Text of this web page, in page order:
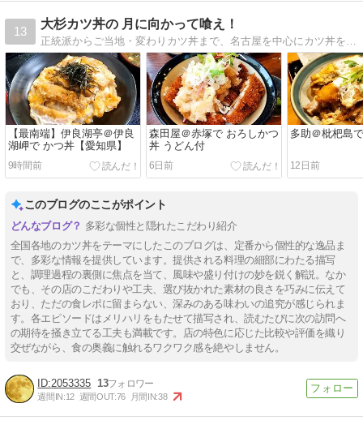
13
大杉カツ丼の 月に向かって喰え！
正統派からご当地・変わりカツ丼まで、名古屋を中心にカツ丼を食べ歩きます。
【最南端】伊良湖亭＠伊良
湖岬で かつ丼【愛知県】
9時間前
森田屋＠赤塚で おろしかつ
丼 うどん付
6日前
多助＠枇杷島
12日前
このブログのここがポイント
多彩な個性と隠れたこだわり紹介
全国各地のカツ丼をテーマにしたこのブログは、定番から個性的な逸品ま
で、多彩な情報を提供しています。提供される料理の細部にわたる描写
と、調理過程の裏側に焦点を当て、風味や盛り付けの妙を鋭く解説。なか
でも、その店のこだわりや工夫、選び抜かれた素材の良さを巧みに伝えて
おり、ただの食レポに留まらない、深みのある味わいの追究が感じられま
す。各エピソードはメリハリをもたせて描写され、読むたびに次の訪問へ
の期待を掻き立てる工夫も満載です。店の特色に応じた比較や評価を織り
交ぜながら、食の奥義に触れるワクワク感を絶やしません。
2053335 13
週間IN:12 週間OUT:76 月間IN:38